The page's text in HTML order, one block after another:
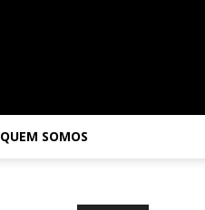
QUEM SOMOS